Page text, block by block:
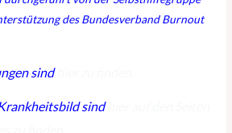
des Bundesverband Burnout
sind
sind